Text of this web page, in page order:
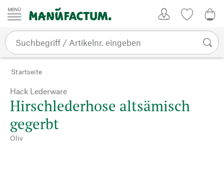
Zum Inhalt springen
Startseite
Hack Lederware
Hirschlederhose altsämisch
gegerbt
Oliv